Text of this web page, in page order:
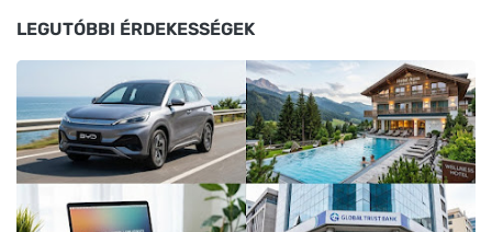
LEGUTÓBBI ÉRDEKESSÉGEK